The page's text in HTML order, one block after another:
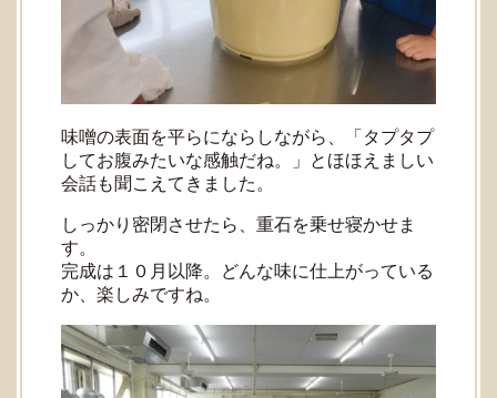
味噌の表面を平らにならしながら、「タプタプ
してお腹みたいな感触だね。」とほほえましい
会話も聞こえてきました。
しっかり密閉させたら、重石を乗せ寝かせま
す。
完成は１０月以降。どんな味に仕上がっている
か、楽しみですね。